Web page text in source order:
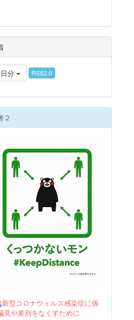
分 RSS2.0
２
新型コロナウィルス感染症に係
見や差別をなくすために